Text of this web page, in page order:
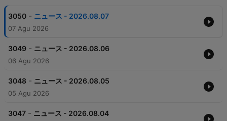
3050 - ニュース - 2026.08.07
07 Agu 2026
3049 - ニュース - 2026.08.06
06 Agu 2026
3048 - ニュース - 2026.08.05
05 Agu 2026
3047 - ニュース - 2026.08.04